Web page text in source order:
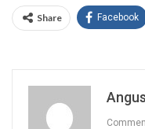
Share Facebook